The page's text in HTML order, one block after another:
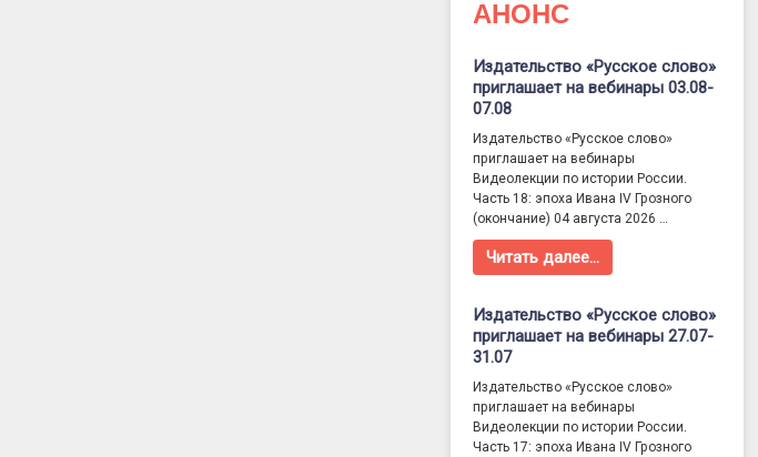
АНОНС
Издательство «Русское слово»
приглашает на вебинары 03.08-
07.08
Издательство «Русское слово»
приглашает на вебинары
Видеолекции по истории России.
Часть 18: эпоха Ивана IV Грозного
(окончание) 04 августа 2026 …
Читать далее…
Издательство «Русское слово»
приглашает на вебинары 27.07-
31.07
Издательство «Русское слово»
приглашает на вебинары
Видеолекции по истории России.
Часть 17: эпоха Ивана IV Грозного